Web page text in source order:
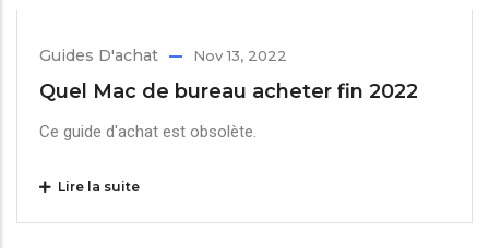
Guides D'achat Nov 13, 2022
Quel Mac de bureau acheter fin 2022
Ce guide d'achat est obsolète.
Lire la suite